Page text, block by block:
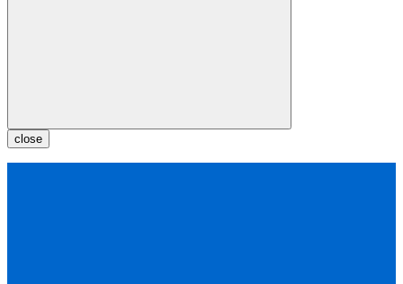
close